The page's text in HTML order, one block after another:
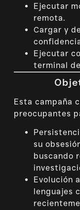
Ejecutar
remota.
Cargar y
Ejecutar
terminal
Esta campaña
preocupantes
su
buscando
Evolución
lenguajes